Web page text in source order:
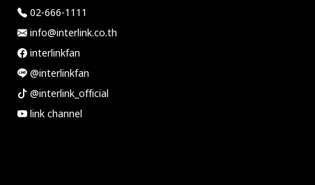
02-666-1111
info@interlink.co.th
interlinkfan
@interlinkfan
@interlink_official
link channel